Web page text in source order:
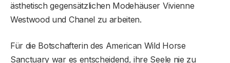
ästhetisch gegensätzlichen Modehäuser Vivienne
Westwood und Chanel zu arbeiten.
Für die Botschafterin des American Wild Horse
Sanctuary war es entscheidend, ihre Seele nie zu